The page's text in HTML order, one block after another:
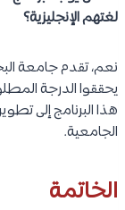
لغتهم الإنجليزية؟
نعم، تقدم جامعة
يحققوا الدرجة
هذا البرنامج إلى
الجامعية.
الخاتمة